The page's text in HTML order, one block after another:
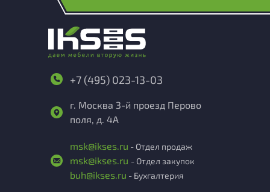
+7 (495) 023-13-03
г. Москва 3-й проезд Перово
поля, д. 4А
msk@ikses.ru - Отдел продаж
msk@ikses.ru - Отдел закупок
buh@ikses.ru - Бухгалтерия